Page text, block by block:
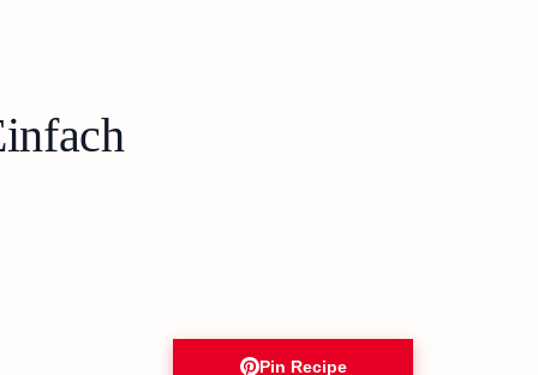
Pin Recipe